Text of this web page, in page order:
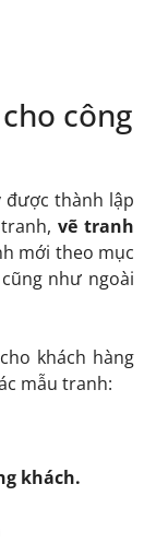
công
thành lập
vẽ tranh
mới theo mục
như ngoài
khách hàng
mẫu tranh:
khách.